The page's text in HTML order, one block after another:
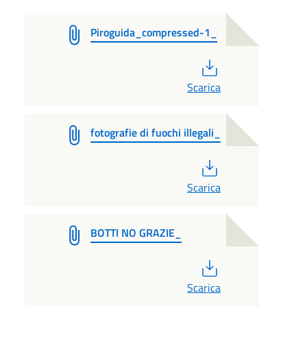
Piroguida_compressed-1_
Scarica
fotografie di fuochi illegali_
Scarica
BOTTI NO GRAZIE_
Scarica